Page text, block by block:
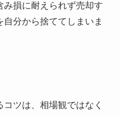
損に耐えられず売却す
分から捨ててしまいま
ツは、相場観ではなく